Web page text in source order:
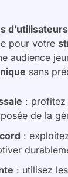
d’utilisateurs
pour votre
audience
sans
: profitez
de la
:
: utilisez